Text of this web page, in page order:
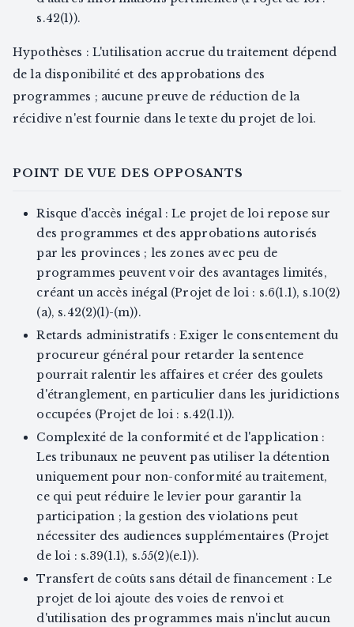
s.42(1)).
Hypothèses : L'utilisation accrue du traitement dépend
de la disponibilité et des approbations des
programmes ; aucune preuve de réduction de la
récidive n'est fournie dans le texte du projet de loi.
POINT DE VUE DES OPPOSANTS
Risque d'accès inégal : Le projet de loi repose sur
des programmes et des approbations autorisés
par les provinces ; les zones avec peu de
programmes peuvent voir des avantages limités,
créant un accès inégal (Projet de loi : s.6(1.1), s.10(2)
(a), s.42(2)(l)-(m)).
Retards administratifs : Exiger le consentement du
procureur général pour retarder la sentence
pourrait ralentir les affaires et créer des goulets
d'étranglement, en particulier dans les juridictions
occupées (Projet de loi : s.42(1.1)).
Complexité de la conformité et de l'application :
Les tribunaux ne peuvent pas utiliser la détention
uniquement pour non-conformité au traitement,
ce qui peut réduire le levier pour garantir la
participation ; la gestion des violations peut
nécessiter des audiences supplémentaires (Projet
de loi : s.39(1.1), s.55(2)(e.1)).
Transfert de coûts sans détail de financement : Le
projet de loi ajoute des voies de renvoi et
d'utilisation des programmes mais n'inclut aucun